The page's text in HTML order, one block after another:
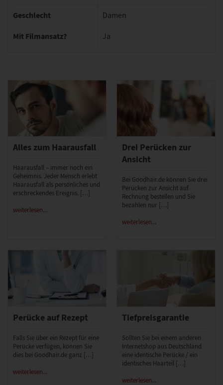
Geschlecht Damen
Mit Filmansatz? Ja
Alles zum Haarausfall
Haarausfall – immer noch ein
Geheimnis. Jeder Mensch erlebt
Haarausfall als persönliches und
erschreckendes Ereignis. […]
weiterlesen...
Drei Perücken zur
Ansicht
Bei Goodhair.de können Sie drei
Perücken zur Ansicht auf
Rechnung bestellen und Sie
bezahlen nur […]
weiterlesen...
Perücke auf Rezept
Falls Sie über ein Rezept für eine
Perücke verfügen, können Sie
dies bei Goodhair.de ganz […]
weiterlesen...
Tiefpreisgarantie
Sollten Sie bei einem anderen
Internetshop aus Deutschland
eine identische Perücke / ein
identisches Haarteil […]
weiterlesen...